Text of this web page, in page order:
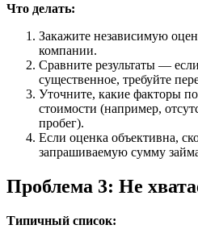
Что делать:
Закажите независимую
компании.
Сравните результаты —
существенное, требуйте
Уточните, какие факторы
стоимости (например,
пробег).
Если оценка объективна,
запрашиваемую сумму
Проблема 3: Не
Типичный список: